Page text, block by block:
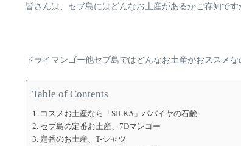
皆さんは、セブ島にはどんなお土産があるかご存知です
ドライマンゴー他セブ島ではどんなお土産がおススメ
Table of Contents
1. コスメお土産なら「SILKA」パパイヤの石鹸
2. セブ島の定番お土産、7Dマンゴー
3. 定番のお土産、T-シャツ